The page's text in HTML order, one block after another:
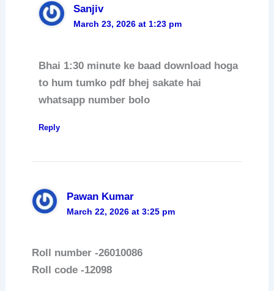
Sanjiv
March 23, 2026 at 1:23 pm
Bhai 1:30 minute ke baad download hoga
to hum tumko pdf bhej sakate hai
whatsapp number bolo
Reply
Pawan Kumar
March 22, 2026 at 3:25 pm
Roll number -26010086
Roll code -12098